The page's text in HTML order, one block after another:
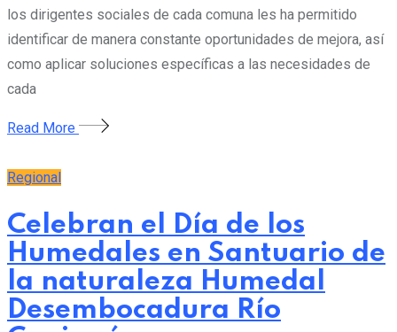
los dirigentes sociales de cada comuna les ha permitido
identificar de manera constante oportunidades de mejora, así
como aplicar soluciones específicas a las necesidades de
cada
Read More
Regional
Celebran el Día de los
Humedales en Santuario de
la naturaleza Humedal
Desembocadura Río